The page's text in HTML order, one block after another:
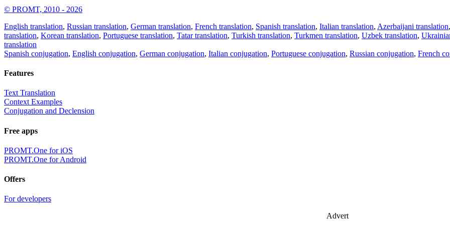
© PROMT, 2010 - 2026
English translation, Russian translation, German translation, French translation, Spanish translation, Italian translation, Azerbaijani translation
translation, Korean translation, Portuguese translation, Tatar translation, Turkish translation, Turkmen translation, Uzbek translation,
translation
Spanish conjugation, English conjugation, German conjugation, Italian conjugation, Portuguese conjugation, Russian conjugation, French
Features
Text Translation
Context Examples
Conjugation and Declension
Free apps
PROMT.One for iOS
PROMT.One for Android
Offers
For developers
Advert